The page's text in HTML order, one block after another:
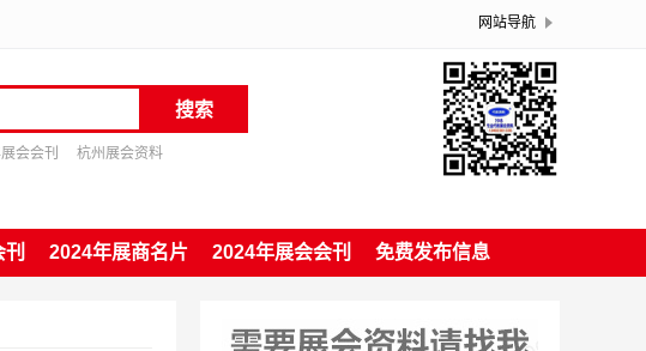
网站导航
搜索
会会刊 杭州展会资料
2024年展商名片 2024年展会会刊 免费发布信息